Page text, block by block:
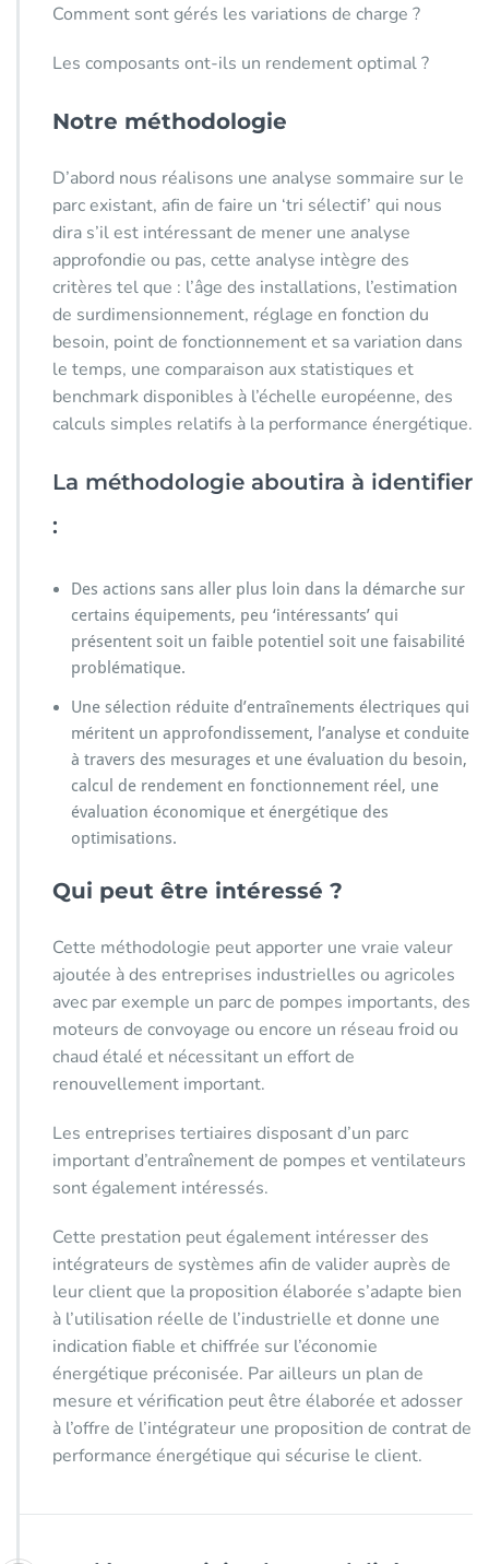
Comment sont gérés les variations de charge ?
Les composants ont-ils un rendement optimal ?
Notre méthodologie
D’abord nous réalisons une analyse sommaire sur le
parc existant, afin de faire un ‘tri sélectif’ qui nous
dira s’il est intéressant de mener une analyse
approfondie ou pas, cette analyse intègre des
critères tel que : l’âge des installations, l’estimation
de surdimensionnement, réglage en fonction du
besoin, point de fonctionnement et sa variation dans
le temps, une comparaison aux statistiques et
benchmark disponibles à l’échelle européenne, des
calculs simples relatifs à la performance énergétique.
La méthodologie aboutira à identifier
:
Des actions sans aller plus loin dans la démarche sur
certains équipements, peu ‘intéressants’ qui
présentent soit un faible potentiel soit une faisabilité
problématique.
Une sélection réduite d’entraînements électriques qui
méritent un approfondissement, l’analyse et conduite
à travers des mesurages et une évaluation du besoin,
calcul de rendement en fonctionnement réel, une
évaluation économique et énergétique des
optimisations.
Qui peut être intéressé ?
Cette méthodologie peut apporter une vraie valeur
ajoutée à des entreprises industrielles ou agricoles
avec par exemple un parc de pompes importants, des
moteurs de convoyage ou encore un réseau froid ou
chaud étalé et nécessitant un effort de
renouvellement important.
Les entreprises tertiaires disposant d’un parc
important d’entraînement de pompes et ventilateurs
sont également intéressés.
Cette prestation peut également intéresser des
intégrateurs de systèmes afin de valider auprès de
leur client que la proposition élaborée s’adapte bien
à l’utilisation réelle de l’industrielle et donne une
indication fiable et chiffrée sur l’économie
énergétique préconisée. Par ailleurs un plan de
mesure et vérification peut être élaborée et adosser
à l’offre de l’intégrateur une proposition de contrat de
performance énergétique qui sécurise le client.